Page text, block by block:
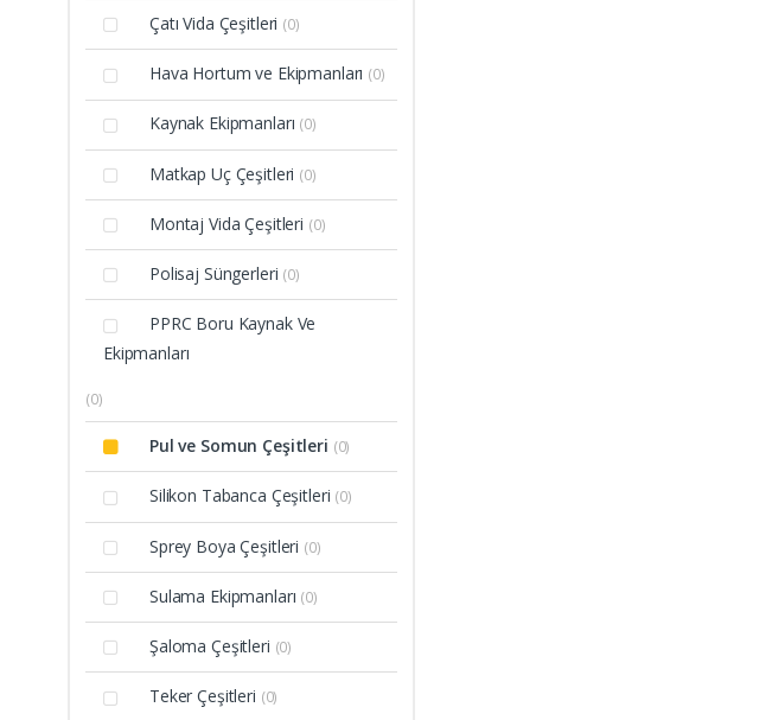
Çatı Vida Çeşitleri (0)
Hava Hortum ve Ekipmanları (0)
Kaynak Ekipmanları (0)
Matkap Uç Çeşitleri (0)
Montaj Vida Çeşitleri (0)
Polisaj Süngerleri (0)
PPRC Boru Kaynak Ve
Ekipmanları
(0)
Pul ve Somun Çeşitleri (0)
Silikon Tabanca Çeşitleri (0)
Sprey Boya Çeşitleri (0)
Sulama Ekipmanları (0)
Şaloma Çeşitleri (0)
Teker Çeşitleri (0)